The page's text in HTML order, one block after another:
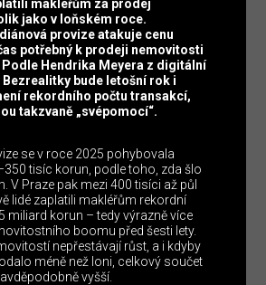
makléřům za prodej
jako v loňském roce.
provize atakuje cenu
potřebný k prodeji nemovitosti
Hendrika Meyera z digitální
bude letošní rok i
rekordního počtu transakcí,
takzvaně „svépomocí“.
se v roce 2025 pohybovala
tisíc korun, podle toho, zda šlo
V Praze pak mezi 400 tisíci až půl
lidé zaplatili makléřům rekordní
miliard korun – tedy výrazně více
boomu před šesti lety.
nepřestávají růst, a i kdyby
méně než loni, celkový součet
vyšší.